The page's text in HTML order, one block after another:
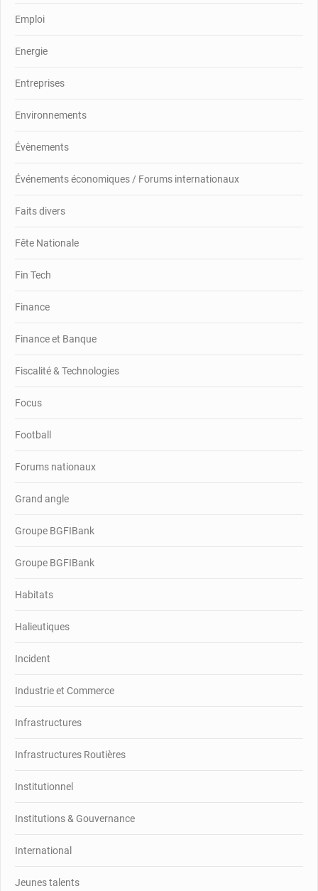
Emploi
Energie
Entreprises
Environnements
Évènements
Événements économiques / Forums internationaux
Faits divers
Fête Nationale
Fin Tech
Finance
Finance et Banque
Fiscalité & Technologies
Focus
Football
Forums nationaux
Grand angle
Groupe BGFIBank
Groupe BGFIBank
Habitats
Halieutiques
Incident
Industrie et Commerce
Infrastructures
Infrastructures Routières
Institutionnel
Institutions & Gouvernance
International
Jeunes talents